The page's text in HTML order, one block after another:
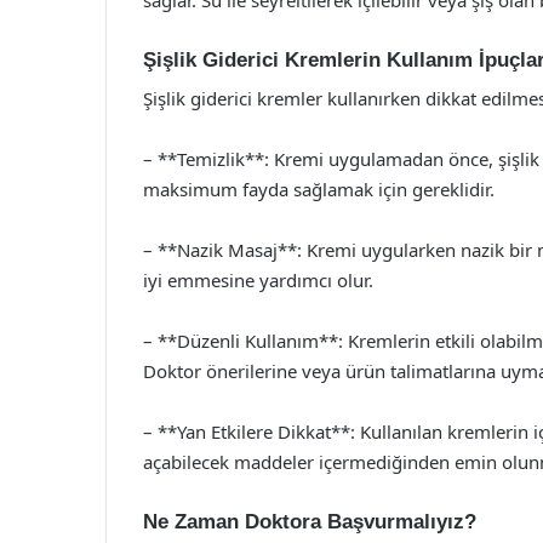
Şişlik Giderici Kremlerin Kullanım
Şişlik giderici kremler kullanırken dikkat
– **Temizlik**: Kremi uygulamadan önce,
maksimum fayda sağlamak için gereklidir.
– **Nazik Masaj**: Kremi uygularken nazik bir
iyi emmesine yardımcı olur.
– **Düzenli Kullanım**: Kremlerin etkili
Doktor önerilerine veya ürün talimatlarına
– **Yan Etkilere Dikkat**: Kullanılan
açabilecek maddeler içermediğinden emin
Ne Zaman Doktora Başvurmalıyız?